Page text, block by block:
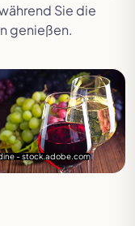
Sie die
genießen.
- stock.adobe.com